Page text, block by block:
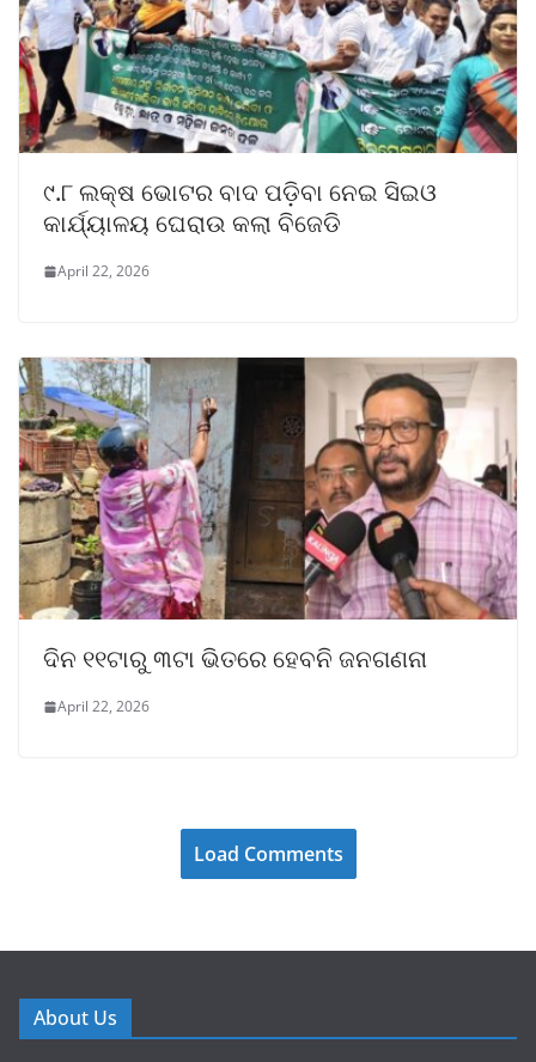
୯.୮ ଲକ୍ଷ ଭୋଟର ବାଦ ପଡ଼ିବା ନେଇ ସିଇଓ
କାର୍ଯ୍ୟାଳୟ ଘେରାଉ କଲା ବିଜେଡି
April 22, 2026
ଦିନ ୧୧ଟାରୁ ୩ଟା ଭିତରେ ହେବନି ଜନଗଣନା
April 22, 2026
Load Comments
About Us